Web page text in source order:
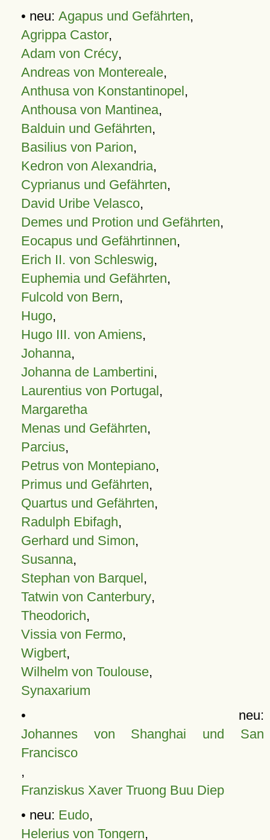
• neu: Agapus und Gefährten,
Agrippa Castor,
Adam von Crécy,
Andreas von Montereale,
Anthusa von Konstantinopel,
Anthousa von Mantinea,
Balduin und Gefährten,
Basilius von Parion,
Kedron von Alexandria,
Cyprianus und Gefährten,
David Uribe Velasco,
Demes und Protion und Gefährten,
Eocapus und Gefährtinnen,
Erich II. von Schleswig,
Euphemia und Gefährten,
Fulcold von Bern,
Hugo,
Hugo III. von Amiens,
Johanna,
Johanna de Lambertini,
Laurentius von Portugal,
Margaretha
Menas und Gefährten,
Parcius,
Petrus von Montepiano,
Primus und Gefährten,
Quartus und Gefährten,
Radulph Ebifagh,
Gerhard und Simon,
Susanna,
Stephan von Barquel,
Tatwin von Canterbury,
Theodorich,
Vissia von Fermo,
Wigbert,
Wilhelm von Toulouse,
Synaxarium
• neu:
Johannes von Shanghai und San
Francisco
,
Franziskus Xaver Truong Buu Diep
• neu: Eudo,
Helerius von Tongern,